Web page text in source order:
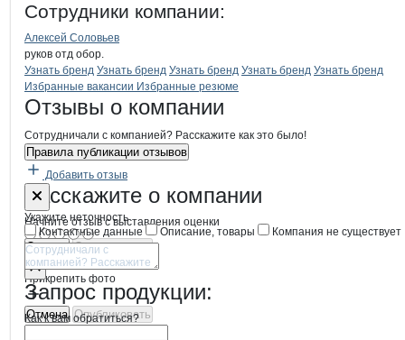
Сотрудники компании:
Алексей Соловьев
руков отд обор.
Брендыкомпани Агропост
Узнать бренд Узнать бренд Узнать бренд Узнать бренд Узнать бренд
Вакансии вАгропост
Избранные вакансии Избранные резюме
Новости oАгропост, ООО
Отзывы о компании
Сотрудничали с компанией? Расскажите как это было!
Правила публикации отзывов
Добавить отзыв
Расскажите о компании
Начните отзыв с выставления оценки
Прикрепить фото
Отмена Опубликовать
Форма обратной связи о
Укажите неточность
Контактные данные
Описание, товары Компания не существует
Отмена Опубликовать
Запрос продукции:
Как к вам обратиться?